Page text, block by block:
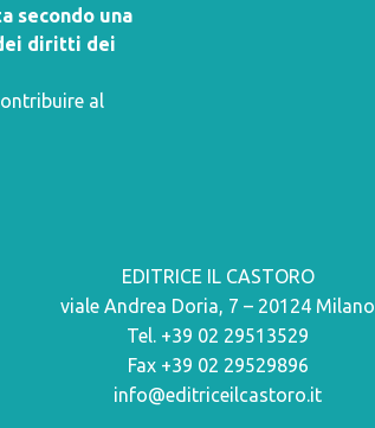
secondo una
diritti dei
al
EDITRICE IL CASTORO
viale Andrea Doria, 7 – 20124 Milano
Tel. +39 02 29513529
Fax +39 02 29529896
info@editriceilcastoro.it